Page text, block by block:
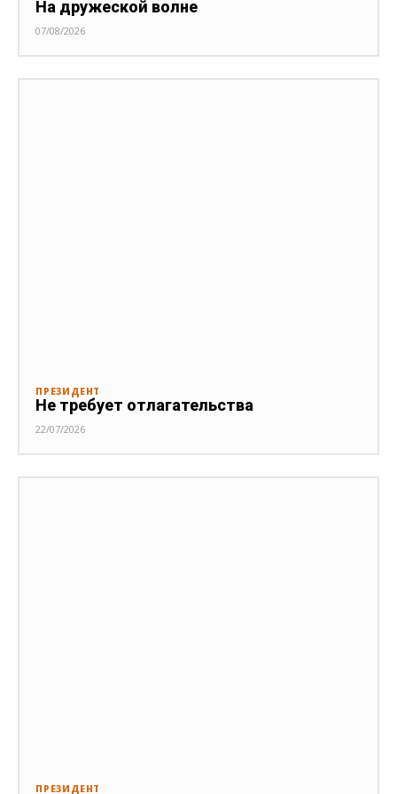
На дружеской волне
07/08/2026
ПРЕЗИДЕНТ
Не требует отлагательства
22/07/2026
ПРЕЗИДЕНТ